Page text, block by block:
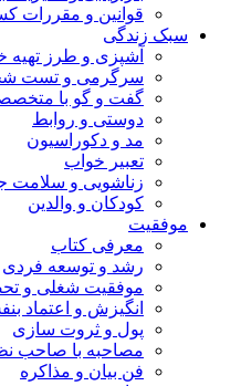
قوانین و مقررات
سبک زندگی
آشپزی و طرز تهیه
سرگرمی و تست
گفت و گو با
دوستی و روابط
مد و دکوراسیون
تعبیر خواب
زناشویی و سلامت
کودکان و والدین
موفقیت
معرفی کتاب
رشد و توسعه فردی
موفقیت شغلی و
انگیزش و اعتماد
پول و ثروت سازی
مصاحبه با صاحب
فن بیان و مذاکره